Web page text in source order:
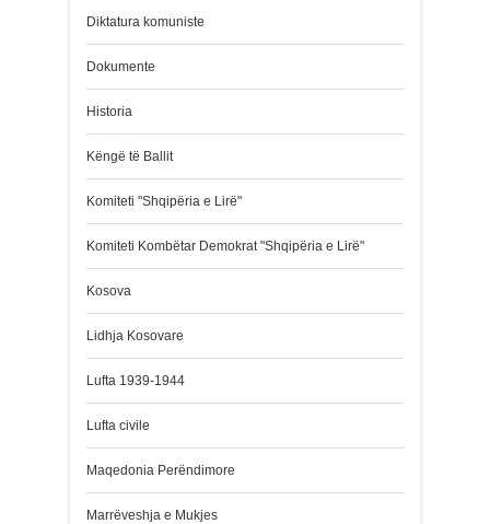
Diktatura komuniste
Dokumente
Historia
Këngë të Ballit
Komiteti "Shqipëria e Lirë"
Komiteti Kombëtar Demokrat "Shqipëria e Lirë"
Kosova
Lidhja Kosovare
Lufta 1939-1944
Lufta civile
Maqedonia Perëndimore
Marrëveshja e Mukjes